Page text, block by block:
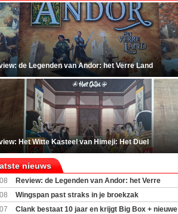
de Legenden van Andor: het Verre Land
Het Witte Kasteel van Himeji: Het Duel
nieuws
Review: de Legenden van Andor: het Verre
Wingspan past straks in je broekzak
Clank bestaat 10 jaar en krijgt Big Box + nieuwe